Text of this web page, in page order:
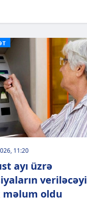
11:20
ayı üzrə
veriləcəyi
oldu